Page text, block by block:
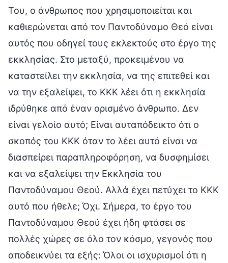
Του, ο άνθρωπος που χρησιμοποιείται και
καθιερώνεται από τον Παντοδύναμο Θεό είναι
αυτός που οδηγεί τους εκλεκτούς στο έργο της
εκκλησίας. Στο μεταξύ, προκειμένου να
καταστείλει την εκκλησία, να της επιτεθεί και
να την εξαλείψει, το ΚΚΚ λέει ότι η εκκλησία
ιδρύθηκε από έναν ορισμένο άνθρωπο. Δεν
είναι γελοίο αυτό; Είναι αυταπόδεικτο ότι ο
σκοπός του ΚΚΚ όταν το λέει αυτό είναι να
διασπείρει παραπληροφόρηση, να δυσφημίσει
και να εξαλείψει την Εκκλησία του
Παντοδύναμου Θεού. Αλλά έχει πετύχει το ΚΚΚ
αυτό που ήθελε; Όχι. Σήμερα, το έργο του
Παντοδύναμου Θεού έχει ήδη φτάσει σε
πολλές χώρες σε όλο τον κόσμο, γεγονός που
αποδεικνύει τα εξής: Όλοι οι ισχυρισμοί ότι η